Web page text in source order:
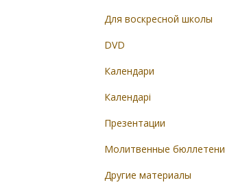
Для воскресной школы
DVD
Календари
Календарі
Презентации
Молитвенные бюллетени
Другие материалы